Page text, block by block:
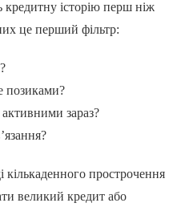
кредитну історію перш ніж
це перший фільтр:
позиками?
зараз?
кількаденного прострочення
великий кредит або